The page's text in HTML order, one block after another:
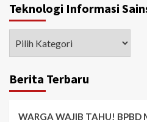
Teknologi Informasi
Berita Terbaru
WARGA WAJIB TAHU! BPBD